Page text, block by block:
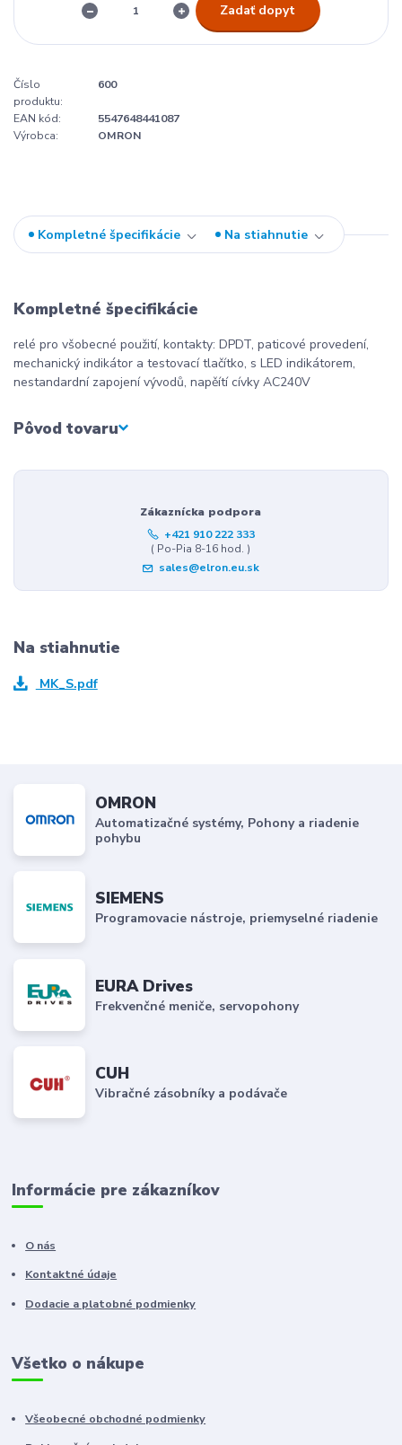
Zadať dopyt
Číslo
produktu:
600
EAN kód:
5547648441087
Výrobca:
OMRON
Kompletné špecifikácie Na stiahnutie
Kompletné špecifikácie
relé pro všobecné použití, kontakty: DPDT, paticové provedení,
mechanický indikátor a testovací tlačítko, s LED indikátorem,
nestandardní zapojení vývodů, napěítí cívky AC240V
Pôvod tovaru
Zákaznícka podpora
+421 910 222 333
( Po-Pia 8-16 hod. )
sales@elron.eu.sk
Na stiahnutie
MK_S.pdf
OMRON
Automatizačné systémy, Pohony a riadenie
pohybu
SIEMENS
Programovacie nástroje, priemyselné riadenie
EURA Drives
Frekvenčné meniče, servopohony
CUH
Vibračné zásobníky a podávače
Informácie pre zákazníkov
O nás
Kontaktné údaje
Dodacie a platobné podmienky
Všetko o nákupe
Všeobecné obchodné podmienky